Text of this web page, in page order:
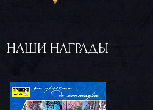
НАШИ НАГРАДЫ